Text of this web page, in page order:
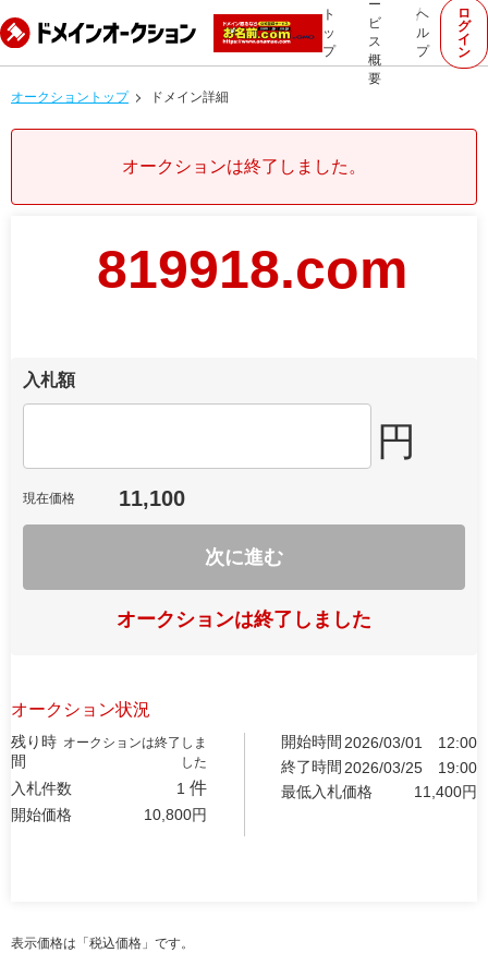
ト
ッ
プ
ー
ビ
ス
概
要
ヘ
ル
プ
ロ
グ
イ
ン
オークショントップ ドメイン詳細
オークションは終了しました。
819918.com
入札額
円
現在価格 11,100
次に進む
オークションは終了しました
オークション状況
残り時
間
オークションは終了しま
した
入札件数 1 件
開始価格 10,800円
開始時間 2026/03/01
12:00
終了時間 2026/03/25
19:00
最低入札価格
11,400円
表示価格は「税込価格」です。